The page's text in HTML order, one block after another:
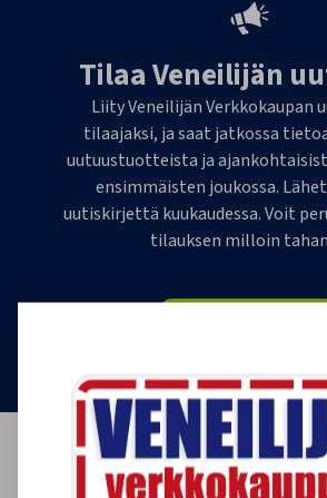
Tilaa Veneilijän
Liity Veneilijän Verkkokaupan
tilaajaksi, ja saat jatkossa
uutuustuotteista ja
ensimmäisten joukossa.
uutiskirjettä kuukaudessa. Voit
tilauksen milloin